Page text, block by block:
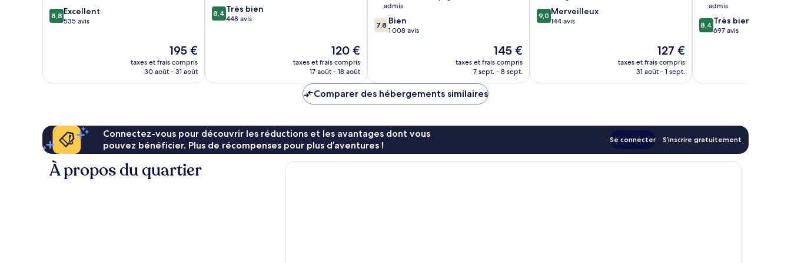
8.8
sur
8,8 Excellent
535 avis
Le
nouveau
prix
195 €
taxes et frais compris
30 août - 31 août
8.4
sur
8,4 Très bien
448 avis
Le
nouveau
prix
de
120 €
120 €
taxes et frais compris
17 août - 18 août
admis
7.8
sur
7,8 Bien
1 008 avis
Le
nouveau
prix
145 €
taxes et frais compris
7 sept. - 8 sept.
9.0
sur
9,0 Merveilleux
144 avis
Le
nouveau
prix
127 €
taxes et frais compris
31 août - 1 sept.
admis
8.4
sur
8,4 Très bien
697 avis
Comparer des hébergements similaires
Connectez-vous pour découvrir les réductions et les avantages dont vous
pouvez bénéficier. Plus de récompenses pour plus d’aventures !
Se connecter S’inscrire gratuitement
À propos du quartier